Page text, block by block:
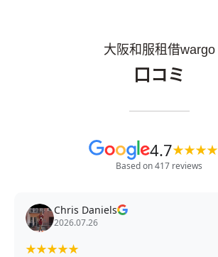
大阪和服租借wargo
口コミ
4.7★★★★
Based on 417 reviews
Chris Daniels
2026.07.26
★★★★★